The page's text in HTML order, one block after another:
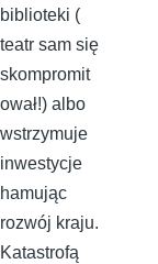
biblioteki (
teatr sam się
skompromit
ował!) albo
wstrzymuje
inwestycje
hamując
rozwój kraju.
Katastrofą